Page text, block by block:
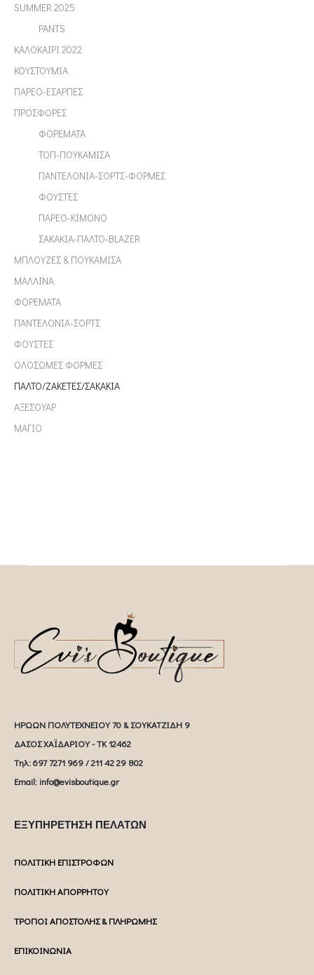
SUMMER 2025
PANTS
ΚΑΛΟΚΑΙΡΙ 2022
ΚΟΥΣΤΟΥΜΙΑ
ΠΑΡΕΟ-ΕΣΑΡΠΕΣ
ΠΡΟΣΦΟΡΕΣ
ΦΟΡΕΜΑΤΑ
ΤΟΠ-ΠΟΥΚΑΜΙΣΑ
ΠΑΝΤΕΛΟΝΙΑ-ΣΟΡΤΣ-ΦΟΡΜΕΣ
ΦΟΥΣΤΕΣ
ΠΑΡΕΟ-ΚΙΜΟΝΟ
ΣΑΚΑΚΙΑ-ΠΑΛΤΟ-BLAZER
ΜΠΛΟΥΖΕΣ & ΠΟΥΚΑΜΙΣΑ
ΜΑΛΛΙΝΑ
ΦΟΡΕΜΑΤΑ
ΠΑΝΤΕΛΟΝΙΑ-ΣΟΡΤΣ
ΦΟΥΣΤΕΣ
ΟΛΟΣΩΜΕΣ ΦΟΡΜΕΣ
ΠΑΛΤΟ/ΖΑΚΕΤΕΣ/ΣΑΚΑΚΙΑ
ΑΞΕΣΟΥΑΡ
ΜΑΓΙΟ
ΗΡΩΩΝ ΠΟΛΥΤΕΧΝΕΙΟΥ 70 & ΣΟΥΚΑΤΖΙΔΗ 9
ΔΑΣΟΣ ΧΑΪΔΑΡΙΟΥ - ΤΚ 12462
Tηλ: 697 7271 969 / 211 42 29 802
Email: info@evisboutique.gr
ΕΞΥΠΗΡΕΤΗΣΗ ΠΕΛΑΤΩΝ
ΠΟΛΙΤΙΚΗ ΕΠΙΣΤΡΟΦΩΝ
ΠΟΛΙΤΙΚΗ ΑΠΟΡΡΗΤΟΥ
ΤΡΟΠΟΙ ΑΠΟΣΤΟΛΗΣ & ΠΛΗΡΩΜΗΣ
ΕΠΙΚΟΙΝΩΝΙΑ